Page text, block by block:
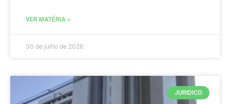
VER MATÉRIA »
30 de julho de 2026
JURIDICO